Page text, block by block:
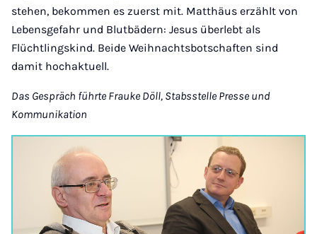
stehen, bekommen es zuerst mit. Matthäus erzählt von
Lebensgefahr und Blutbädern: Jesus überlebt als
Flüchtlingskind. Beide Weihnachtsbotschaften sind
damit hochaktuell.
Das Gespräch führte Frauke Döll, Stabsstelle Presse und
Kommunikation